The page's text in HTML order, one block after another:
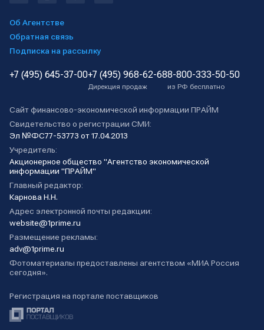
Об Агентстве
Обратная связь
Подписка на рассылку
+7 (495) 645-37-00+7 (495) 968-62-68
Дирекция продаж
8-800-333-50-50
из РФ бесплатно
Сайт финансово-экономической информации ПРАЙМ
Свидетельство о регистрации СМИ:
Эл №ФС77-53773 от 17.04.2013
Учредитель:
Акционерное общество "Агентство экономической
информации "ПРАЙМ"
Главный редактор:
Карнова Н.Н.
Адрес электронной почты редакции:
website@1prime.ru
Размещение рекламы:
adv@1prime.ru
Фотоматериалы предоставлены агентством «МИА Россия
сегодня».
Регистрация на портале поставщиков